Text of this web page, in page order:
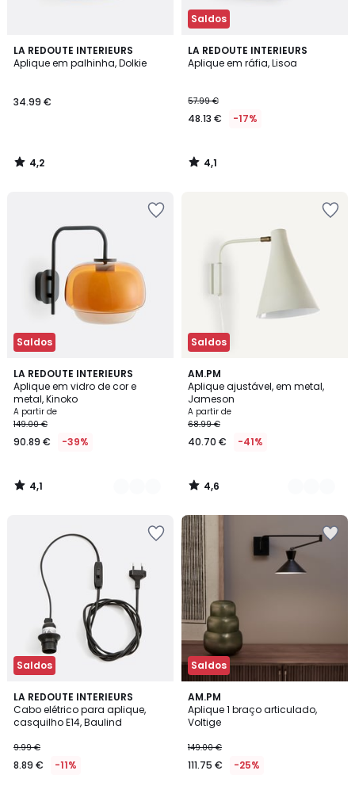
LA REDOUTE INTERIEURS
Aplique em palhinha, Dolkie
34.99 €
4,2
/ 5
4,2
/
Saldos
LA REDOUTE INTERIEURS
Aplique em ráfia, Lisoa
57.99 €
48.13 € -17%
4,1
/ 5
4,1
/
Saldos
LA REDOUTE INTERIEURS
Aplique em vidro de cor e
metal, Kinoko
A partir de
149.00 €
90.89 € -39%
4,1
/ 5
3
Cores
4,1
/
Saldos
AM.PM
Aplique ajustável, em metal,
Jameson
A partir de
68.99 €
40.70 € -41%
4,6
/ 5
2
Cores
4,6
/
Saldos
LA REDOUTE INTERIEURS
Cabo elétrico para aplique,
casquilho E14, Baulind
9.99 €
8.89 € -11%
4,1
/ 5
Saldos
AM.PM
Aplique 1 braço articulado,
Voltige
149.00 €
111.75 € -25%
4,3
/ 5
2
Cores